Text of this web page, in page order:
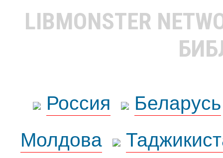
LIBMONSTER
Россия
Беларусь
Молдова